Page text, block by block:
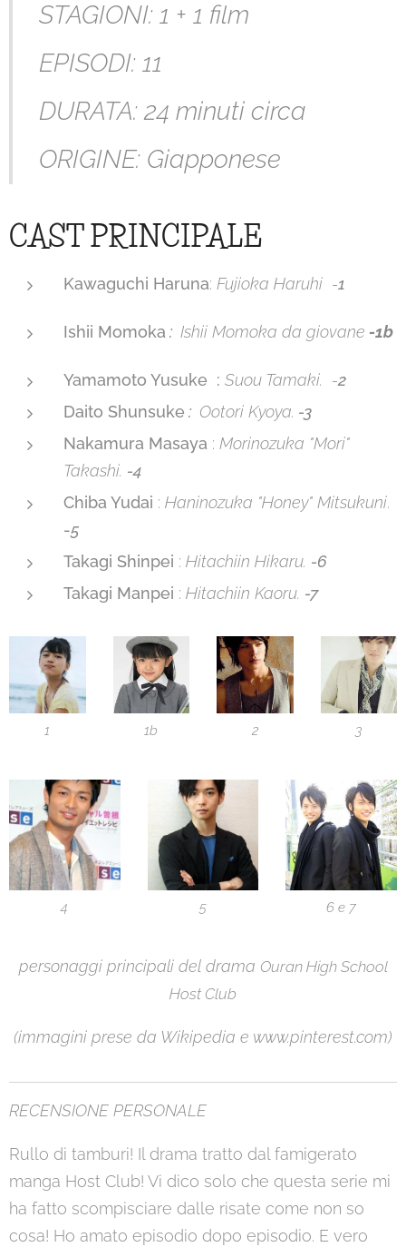
STAGIONI: 1 + 1 film
EPISODI: 11
DURATA: 24 minuti circa
ORIGINE: Giapponese
CAST PRINCIPALE
Kawaguchi Haruna: Fujioka Haruhi -1
Ishii Momoka : Ishii Momoka da giovane -1b
Yamamoto Yusuke : Suou Tamaki. -2
Daito Shunsuke : Ootori Kyoya. -3
Nakamura Masaya : Morinozuka "Mori"
Takashi. -4
Chiba Yudai : Haninozuka "Honey" Mitsukuni.
-5
Takagi Shinpei : Hitachiin Hikaru. -6
Takagi Manpei : Hitachiin Kaoru. -7
1 1b 2 3
4 5 6 e 7
personaggi principali del drama Ouran High School
Host Club
(immagini prese da Wikipedia e www.pinterest.com)
RECENSIONE PERSONALE
Rullo di tamburi! Il drama tratto dal famigerato
manga Host Club! Vi dico solo che questa serie mi
ha fatto scompisciare dalle risate come non so
cosa! Ho amato episodio dopo episodio. E vero